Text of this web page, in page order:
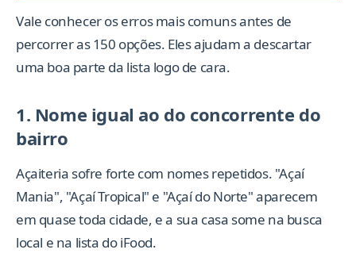
Vale conhecer os erros mais comuns antes de
percorrer as 150 opções. Eles ajudam a descartar
uma boa parte da lista logo de cara.
1. Nome igual ao do concorrente do
bairro
Açaiteria sofre forte com nomes repetidos. "Açaí
Mania", "Açaí Tropical" e "Açaí do Norte" aparecem
em quase toda cidade, e a sua casa some na busca
local e na lista do iFood.